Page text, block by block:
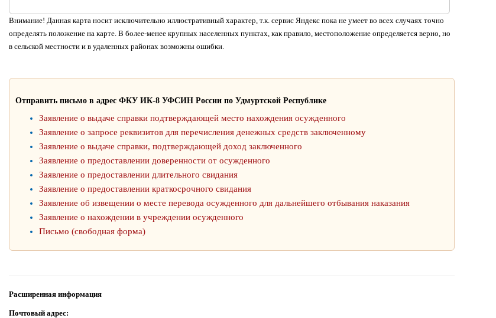
Внимание! Данная карта носит исключительно иллюстративный характер, т.к. сервис Яндекс пока не умеет во всех случаях точно
определять положение на карте. В более-менее крупных населенных пунктах, как правило, местоположение определяется верно, но
в сельской местности и в удаленных районах возможны ошибки.
Отправить письмо в адрес ФКУ ИК-8 УФСИН России по Удмуртской Республике
Заявление о выдаче справки подтверждающей место нахождения осужденного
Заявление о запросе реквизитов для перечисления денежных средств заключенному
Заявление о выдаче справки, подтверждающей доход заключенного
Заявление о предоставлении доверенности от осужденного
Заявление о предоставлении длительного свидания
Заявление о предоставлении краткосрочного свидания
Заявление об извещении о месте перевода осужденного для дальнейшего отбывания наказания
Заявление о нахождении в учреждении осужденного
Письмо (свободная форма)
Расширенная информация
Почтовый адрес: